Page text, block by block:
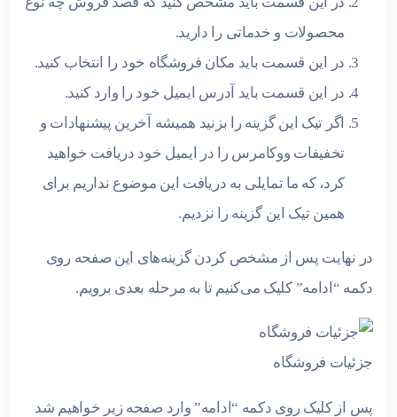
محصولات و خدماتی را دارید.
در این قسمت باید مکان فروشگاه خود را انتخاب کنید.
در این قسمت باید آدرس ایمیل خود را وارد کنید.
اگر تیک این گزینه را بزنید همیشه آخرین پیشنهادات و
تخفیفات ووکامرس را در ایمیل خود دریافت خواهید
کرد، که ما تمایلی به دریافت این موضوع نداریم برای
همین تیک این گزینه را نزدیم.
در نهایت پس از مشخص کردن گزینه‌های این صفحه روی
دکمه “ادامه” کلیک می‌کنیم تا به مرحله بعدی برویم.
جزئیات فروشگاه
پس از کلیک روی دکمه “ادامه” وارد صفحه زیر خواهیم شد